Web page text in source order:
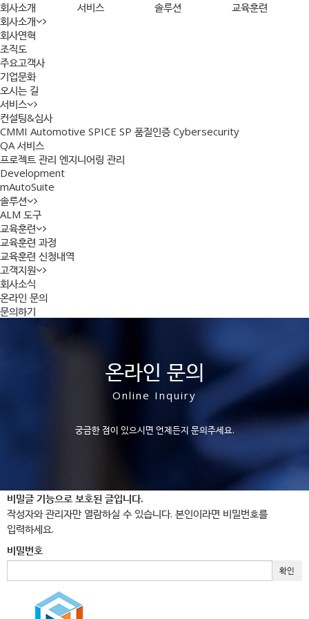
회사소개 서비스 솔루션
교육훈련
회사소개
회사연혁
조직도
주요고객사
기업문화
오시는 길
서비스
컨설팅&심사
CMMI Automotive SPICE SP 품질인증Cybersecurity
QA 서비스
프로젝트 관리 엔지니어링 관리
Development
mAutoSuite
솔루션
ALM 도구
교육훈련
교육훈련 과정
교육훈련 신청내역
고객지원
회사소식
온라인 문의
문의하기
온라인 문의
Online Inquiry
궁금한 점이 있으시면 언제든지 문의주세요.
비밀글 기능으로 보호된 글입니다.
작성자와 관리자만 열람하실 수 있습니다. 본인이라면 비밀번호를
입력하세요.
비밀번호
확인